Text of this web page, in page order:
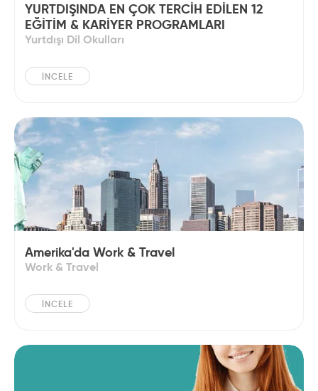
YURTDIŞINDA EN ÇOK TERCİH EDİLEN 12
EĞİTİM & KARİYER PROGRAMLARI
Yurtdışı Dil Okulları
İNCELE
Amerika'da Work & Travel
Work & Travel
İNCELE